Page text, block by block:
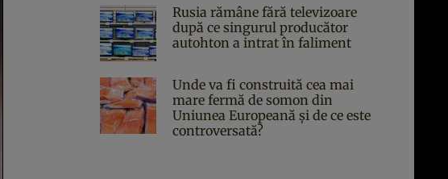
Rusia rămâne fără televizoare
după ce singurul producător
autohton a intrat în faliment
Unde va fi construită cea mai
mare fermă de somon din
Uniunea Europeană și de ce este
controversată?